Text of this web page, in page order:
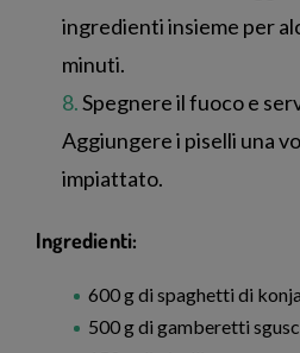
ingredienti insieme per
minuti.
Spegnere il fuoco e
Aggiungere i piselli una
impiattato.
Ingredienti:
600 g di spaghetti di
500 g di gamberetti